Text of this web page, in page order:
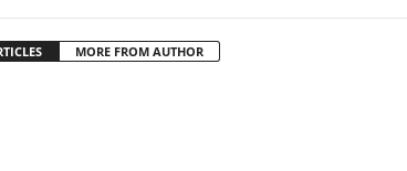
MORE FROM AUTHOR